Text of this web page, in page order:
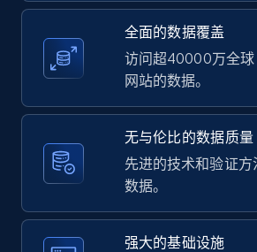
1.5K+
LinkedIn posts - Discover
URL
URL, ID, User id, Use url, Title,
text, Date posted, and more.
11.3K+ 1.5K+
全面的数据覆盖
访问超40000万全球
网站的数据。
无与伦比的数据质量
先进的技术和验证
数据。
强大的基础设施